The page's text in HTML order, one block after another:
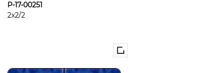
P-17-00251
2x2/2